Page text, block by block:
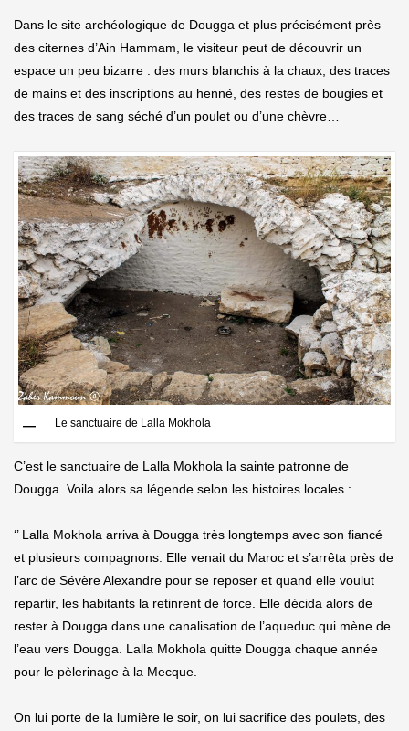
Dans le site archéologique de Dougga et plus précisément près
des citernes d’Ain Hammam, le visiteur peut de découvrir un
espace un peu bizarre : des murs blanchis à la chaux, des traces
de mains et des inscriptions au henné, des restes de bougies et
des traces de sang séché d’un poulet ou d’une chèvre…
Le sanctuaire de Lalla Mokhola
C’est le sanctuaire de Lalla Mokhola la sainte patronne de
Dougga. Voila alors sa légende selon les histoires locales :
‘’ Lalla Mokhola arriva à Dougga très longtemps avec son fiancé
et plusieurs compagnons. Elle venait du Maroc et s’arrêta près de
l’arc de Sévère Alexandre pour se reposer et quand elle voulut
repartir, les habitants la retinrent de force. Elle décida alors de
rester à Dougga dans une canalisation de l’aqueduc qui mène de
l’eau vers Dougga. Lalla Mokhola quitte Dougga chaque année
pour le pèlerinage à la Mecque.
On lui porte de la lumière le soir, on lui sacrifice des poulets, des